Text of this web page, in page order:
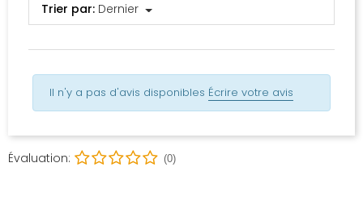
Trier par: Dernier
Il n'y a pas d'avis disponibles Écrire votre avis
Évaluation: (0)